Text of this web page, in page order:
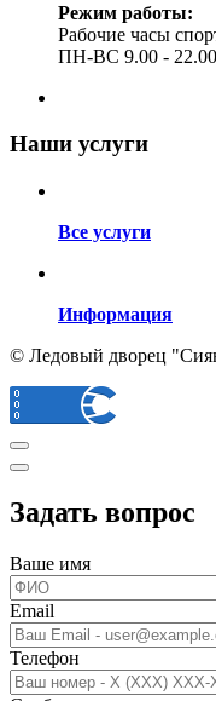
Режим работы:
Рабочие часы
ПН-ВС 9.00 - 22.00
Наши услуги
Все услуги
Информация
© Ледовый дворец
Задать вопрос
Ваше имя
Email
Телефон